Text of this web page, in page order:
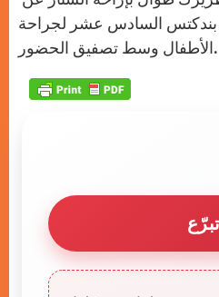
السادس عشر لجراحة
الأطفال وسط تصفيق الحضور.
تبرّع